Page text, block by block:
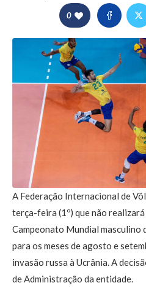
0
A Federação Internacional de
terça-feira (1º) que não realizará
Campeonato Mundial masculino
para os meses de agosto e
invasão russa à Ucrânia. A
de Administração da entidade.